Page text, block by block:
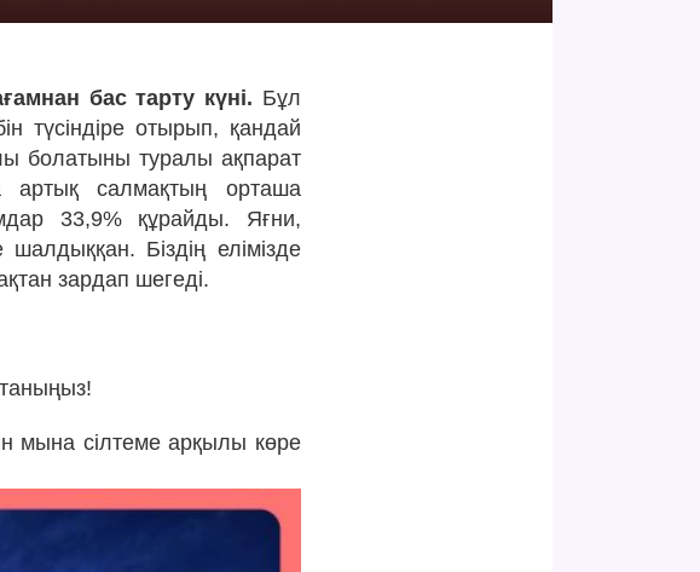
бас тарту күні. Бұл
түсіндіре отырып, қандай
болатыны туралы ақпарат
артық салмақтың орташа
33,9% құрайды. Яғни,
Біздің елімізде
зардап шегеді.
мына сілтеме арқылы көре